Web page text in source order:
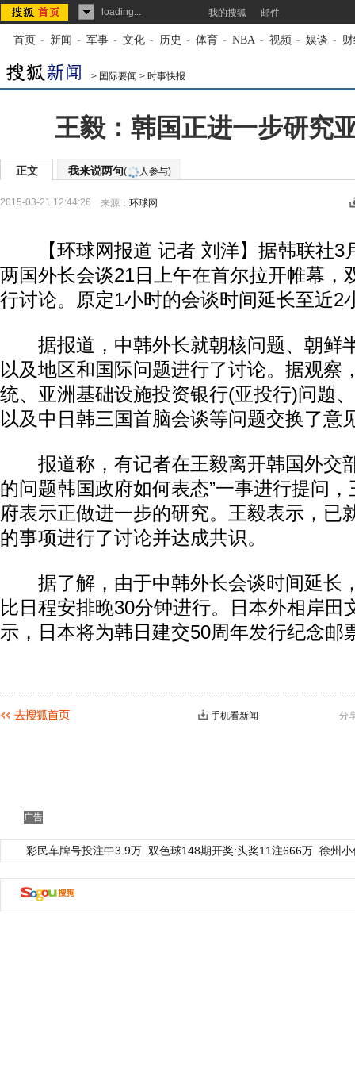
loading... 我的搜狐 邮件
首页 - 新闻 - 军事 - 文化 - 历史 - 体育 - NBA - 视频 - 娱谈 -
> 国际要闻 > 时事快报
王毅：韩国正进一步研究
正文 我来说两句( 人参与)
2015-03-21 12:44:26 来源： 环球网
【环球网报道 记者 刘洋】据韩联社3
两国外长会谈21日上午在首尔拉开帷幕，
行讨论。原定1小时的会谈时间延长至近2
据报道，中韩外长就朝核问题、朝鲜
以及地区和国际问题进行了讨论。据观察
统、亚洲基础设施投资银行(亚投行)问题
以及中日韩三国首脑会谈等问题交换了意
报道称，有记者在王毅离开韩国外交
的问题韩国政府如何表态”一事进行提问
府表示正做进一步的研究。王毅表示，已
的事项进行了讨论并达成共识。
据了解，由于中韩外长会谈时间延长
比日程安排晚30分钟进行。日本外相岸田
示，日本将为韩日建交50周年发行纪念邮
分
手机看新闻
广告
彩民车牌号投注中3.9万 双色球148期开奖:头奖11注666万 徐州